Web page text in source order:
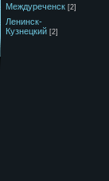
Междуреченск [2]
Ленинск-
Кузнецкий [2]